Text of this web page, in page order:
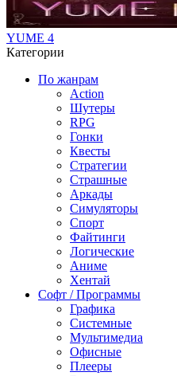
YUME 4
Категории
По жанрам
Action
Шутеры
RPG
Гонки
Квесты
Стратегии
Страшные
Аркады
Симуляторы
Спорт
Файтинги
Логические
Аниме
Хентай
Софт / Программы
Графика
Системные
Мультимедиа
Офисные
Плееры